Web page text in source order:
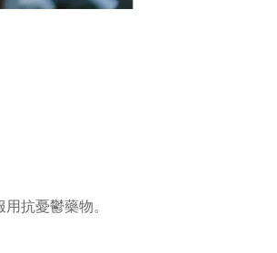
抗憂鬱藥物。